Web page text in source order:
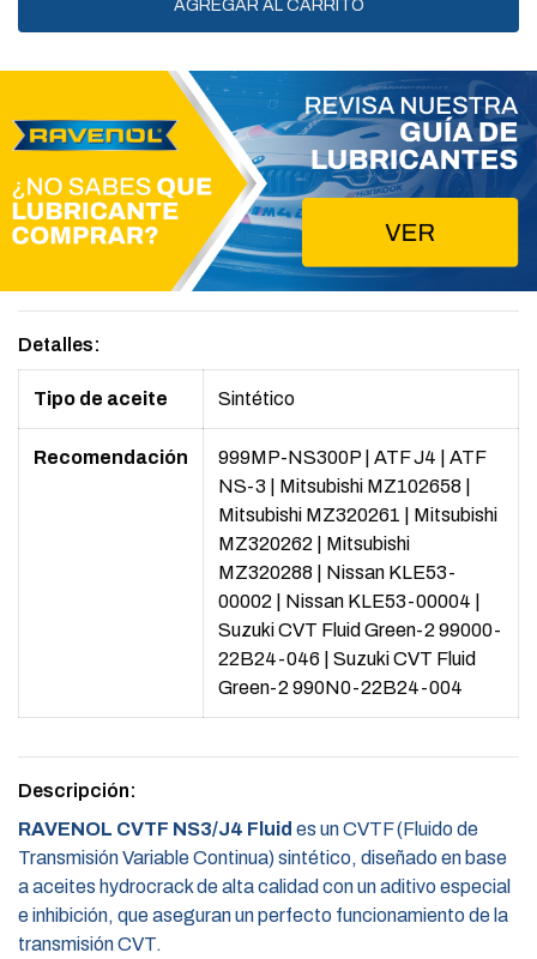
Detalles:
Tipo de aceite Sintético
Recomendación 999MP-NS300P ATF J4
ATF
NS-3
Mitsubishi MZ102658
Mitsubishi MZ320261
Mitsubishi
MZ320262
Mitsubishi
MZ320288
Nissan KLE53-
00002
Nissan KLE53-00004
Suzuki CVT Fluid Green-2 99000-
22B24-046
Suzuki CVT Fluid
Green-2 990N0-22B24-004
Descripción:
RAVENOL CVTF NS3/J4 Fluid es un CVTF (Fluido de
Transmisión Variable Continua) sintético, diseñado en base
a aceites hydrocrack de alta calidad con un aditivo especial
e inhibición, que aseguran un perfecto funcionamiento de la
transmisión CVT.